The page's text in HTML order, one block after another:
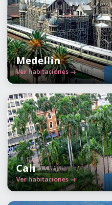
Medellín
Ver habitaciones →
Cali
Ver habitaciones →